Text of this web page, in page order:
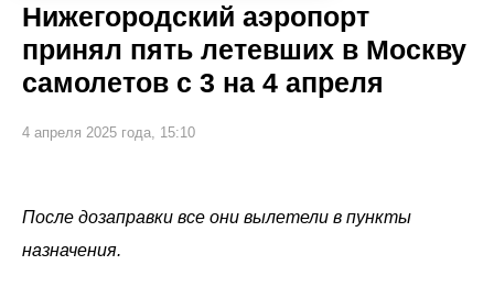
Нижегородский аэропорт
принял пять летевших в Москву
самолетов с 3 на 4 апреля
4 апреля 2025 года, 15:10
После дозаправки все они вылетели в пункты
назначения.